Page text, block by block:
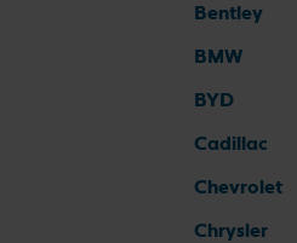
Bentley
BMW
BYD
Cadillac
Chevrolet
Chrysler